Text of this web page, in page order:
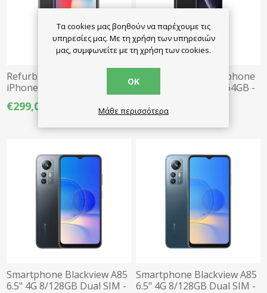
Refurbished - Smartphone
iPhone X 5.8" 4G 3/64GB -
€299,00
Refurbished - Smartphone
iPhone XR 6.1" 4G 3/64GB -
Μαύρο
€299,00
Smartphone Blackview A85
6.5" 4G 8/128GB Dual SIM -
Smartphone Blackview A85
6.5" 4G 8/128GB Dual SIM -
Τα cookies μας βοηθούν να παρέχουμε τις
υπηρεσίες μας. Με τη χρήση των υπηρεσιών
μας, συμφωνείτε με τη χρήση των cookies.
ΟΚ
Μάθε περισσότερα